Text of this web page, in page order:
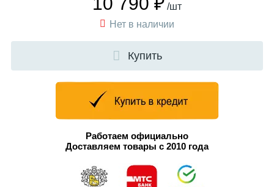
/шт
Нет в наличии
Купить
Работаем официально
Доставляем товары с 2010 года